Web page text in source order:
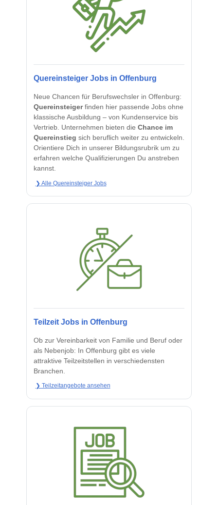
Quereinsteiger Jobs in Offenburg
Neue Chancen für Berufswechsler in Offenburg:
Quereinsteigerfinden hier passende Jobs ohne
klassische Ausbildung – von Kundenservice bis
Vertrieb. Unternehmen bieten die Chance im
Quereinstieg sich beruflich weiter zu entwickeln.
Orientiere Dich in unserer Bildungsrubrik um zu
erfahren welche Qualifizierungen Du anstreben
kannst.
❯ Alle Quereinsteiger Jobs
Teilzeit Jobs in Offenburg
Ob zur Vereinbarkeit von Familie und Beruf oder
als Nebenjob: In Offenburg gibt es viele
attraktive Teilzeitstellen in verschiedensten
Branchen.
❯ Teilzeitangebote ansehen